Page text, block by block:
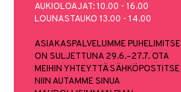
AUKIOLOAJAT: 10.00 - 16.00
LOUNASTAUKO 13.00 - 14.00
ASIAKASPALVELUMME PUHELIMITSE
ON SULJETTUNA 29.6.–27.7. OTA
MEIHIN YHTEYTTÄ SÄHKÖPOSTITSE
NIIN AUTAMME SINUA